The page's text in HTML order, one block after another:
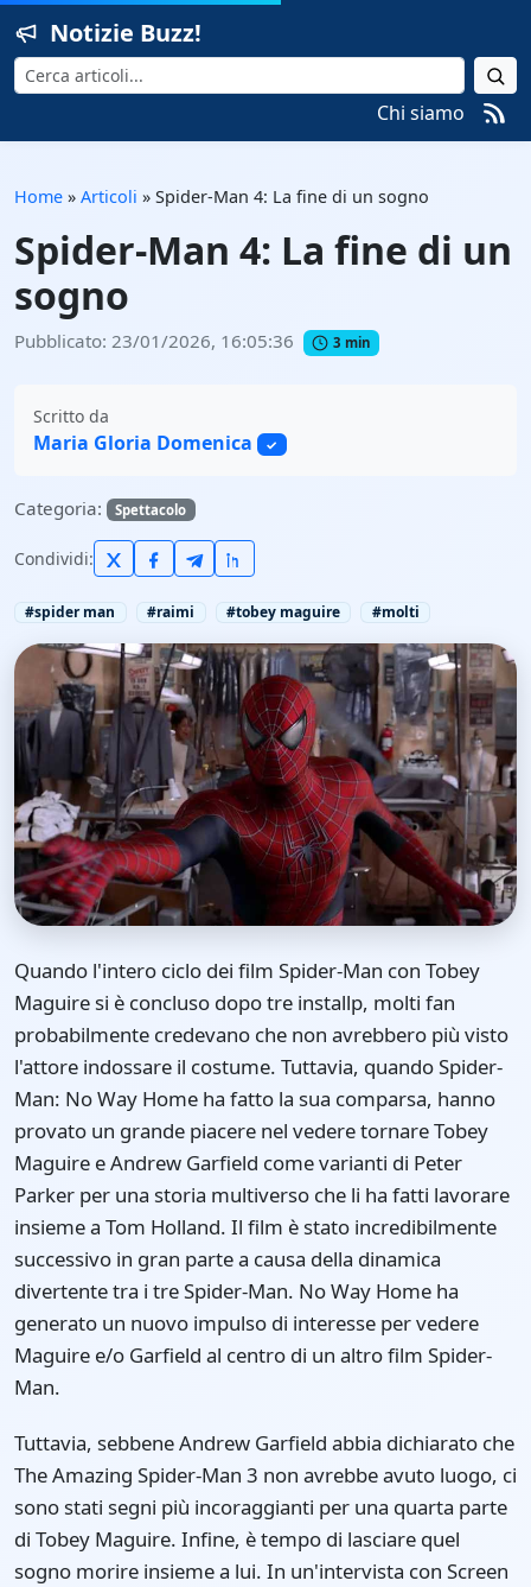
Notizie Buzz!
Cerca
Chi siamo
Home » Articoli » Spider-Man 4: La fine di un sogno
Spider-Man 4: La fine di un
sogno
Pubblicato: 23/01/2026, 16:05:36 3 min
Scritto da
Maria Gloria Domenica ✓
Categoria: Spettacolo
Condividi:
#spider man #raimi #tobey maguire #molti
Quando l'intero ciclo dei film Spider-Man con Tobey
Maguire si è concluso dopo tre installp, molti fan
probabilmente credevano che non avrebbero più visto
l'attore indossare il costume. Tuttavia, quando Spider-
Man: No Way Home ha fatto la sua comparsa, hanno
provato un grande piacere nel vedere tornare Tobey
Maguire e Andrew Garfield come varianti di Peter
Parker per una storia multiverso che li ha fatti lavorare
insieme a Tom Holland. Il film è stato incredibilmente
successivo in gran parte a causa della dinamica
divertente tra i tre Spider-Man. No Way Home ha
generato un nuovo impulso di interesse per vedere
Maguire e/o Garfield al centro di un altro film Spider-
Man.
Tuttavia, sebbene Andrew Garfield abbia dichiarato che
The Amazing Spider-Man 3 non avrebbe avuto luogo, ci
sono stati segni più incoraggianti per una quarta parte
di Tobey Maguire. Infine, è tempo di lasciare quel
sogno morire insieme a lui. In un'intervista con Screen